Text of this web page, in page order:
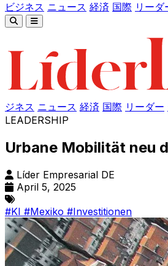
ビジネス ニュース 経済 国際 リーダ
ジネス ニュース 経済 国際 リーダー
LEADERSHIP
Urbane Mobilität neu
Líder Empresarial DE
April 5, 2025
#KI #Mexiko #Investitionen